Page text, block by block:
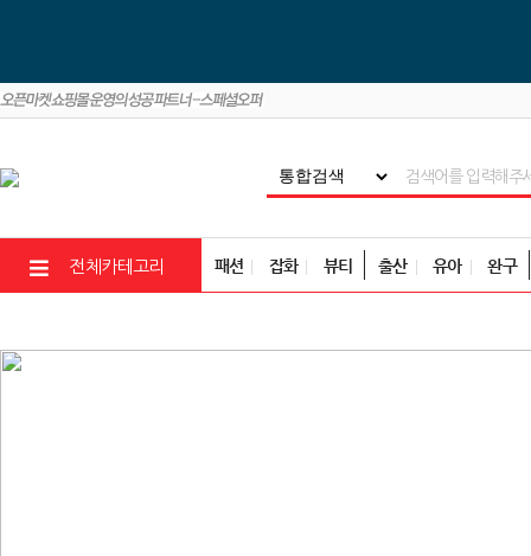
전체카테고리 패션 잡화 뷰티 출산 유아 완구